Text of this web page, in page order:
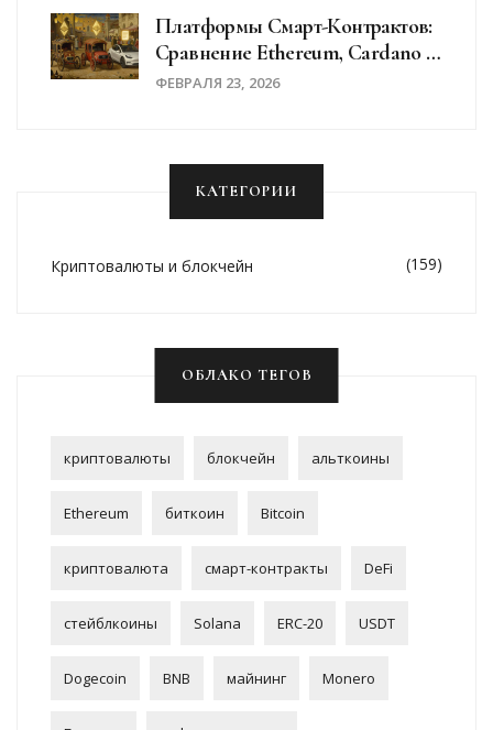
Платформы Смарт-Контрактов:
Сравнение Ethereum, Cardano И
Near В 2026 Году
ФЕВРАЛЯ 23, 2026
КАТЕГОРИИ
Криптовалюты и блокчейн (159)
ОБЛАКО ТЕГОВ
криптовалюты блокчейн альткоины
Ethereum биткоин Bitcoin
криптовалюта смарт-контракты DeFi
стейблкоины Solana ERC-20 USDT
Dogecoin BNB майнинг Monero